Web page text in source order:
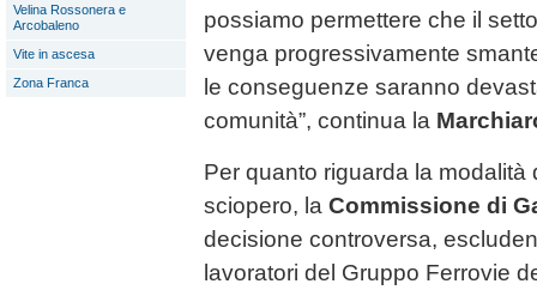
Velina Rossonera e
Arcobaleno
Vite in ascesa
Zona Franca
possiamo permettere che il
venga progressivamente
le conseguenze saranno
comunità”, continua la
Per quanto riguarda la modalità
sciopero, la Commissione di
decisione controversa,
lavoratori del Gruppo Ferrovie